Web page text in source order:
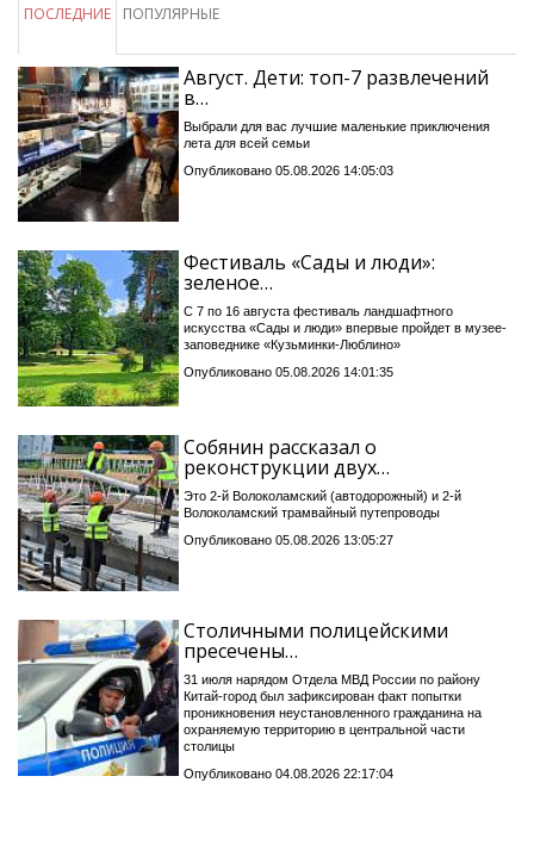
ПОСЛЕДНИЕ ПОПУЛЯРНЫЕ
Август. Дети: топ-7 развлечений
в…
Выбрали для вас лучшие маленькие приключения
лета для всей семьи
Опубликовано 05.08.2026 14:05:03
Фестиваль «Сады и люди»:
зеленое…
С 7 по 16 августа фестиваль ландшафтного
искусства «Сады и люди» впервые пройдет в музее-
заповеднике «Кузьминки-Люблино»
Опубликовано 05.08.2026 14:01:35
Собянин рассказал о
реконструкции двух…
Это 2-й Волоколамский (автодорожный) и 2-й
Волоколамский трамвайный путепроводы
Опубликовано 05.08.2026 13:05:27
Столичными полицейскими
пресечены…
31 июля нарядом Отдела МВД России по району
Китай-город был зафиксирован факт попытки
проникновения неустановленного гражданина на
охраняемую территорию в центральной части
столицы
Опубликовано 04.08.2026 22:17:04